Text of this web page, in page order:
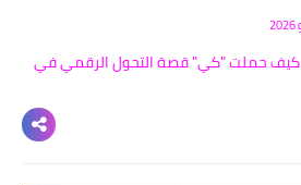
موني 20/20 أوروبا 2026 كيف حملت "كي" قصة التحول الرقمي في